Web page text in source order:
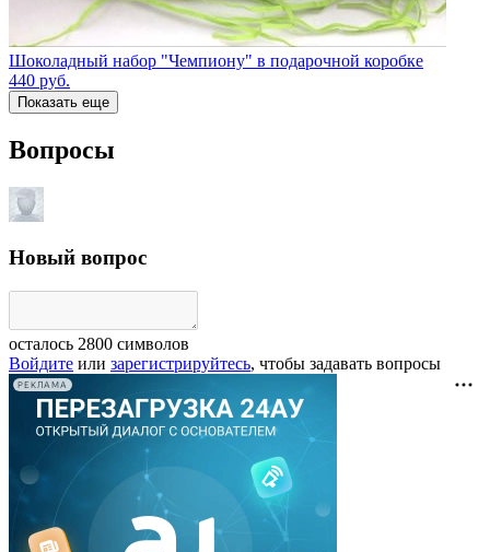
Шоколадный набор "Чемпиону" в подарочной коробке
440 руб.
Показать еще
Вопросы
Новый вопрос
осталось 2800 символов
Войдите или зарегистрируйтесь, чтобы задавать вопросы
РЕКЛАМА